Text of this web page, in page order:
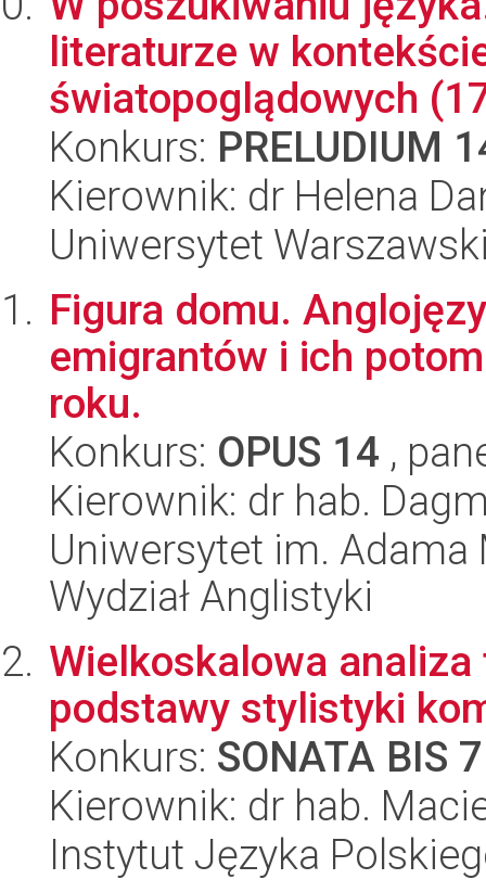
literaturze w
światopoglądowych
Konkurs: PRELUDIUM
Kierownik: dr Helena
Uniwersytet
Figura domu.
emigrantów i ich
roku.
Konkurs: OPUS 14 ,
Kierownik: dr hab.
Uniwersytet im.
Wydział Anglistyki
Wielkoskalowa
podstawy stylistyki
Konkurs: SONATA BIS 7
Kierownik: dr hab.
Instytut Języka